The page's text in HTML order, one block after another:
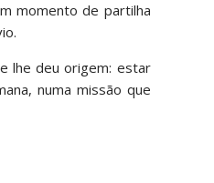
momento de partilha
lhe deu origem: estar
numa missão que